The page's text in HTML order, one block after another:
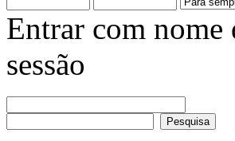
Entrar com nome
sessão